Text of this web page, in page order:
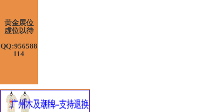
黄金展位
虚位以待
QQ:956588
114